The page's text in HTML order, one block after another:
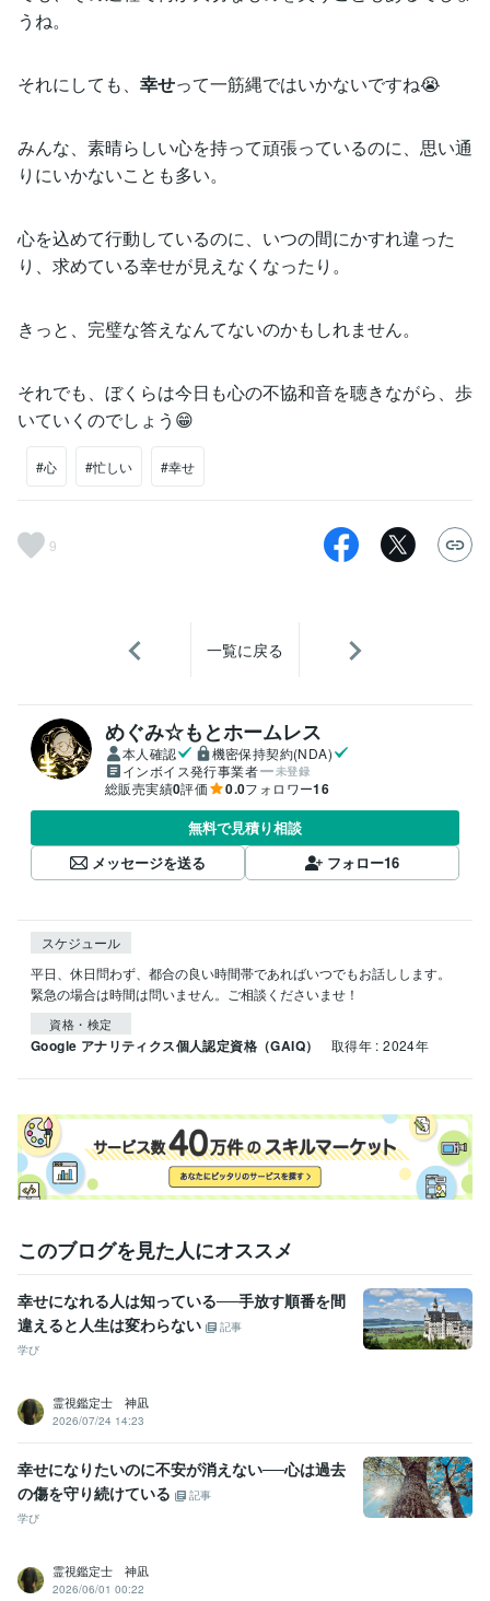
うね。
それにしても、 幸せって一筋縄ではいかないですね😭
みんな、素晴らしい心を持って頑張っているのに、思い通
りにいかないことも多い。
心を込めて行動しているのに、いつの間にかすれ違った
り、求めている幸せが見えなくなったり。
きっと、完璧な答えなんてないのかもしれません。
それでも、ぼくらは今日も心の不協和音を聴きながら、歩
いていくのでしょう😁
#心 #忙しい #幸せ
9
一覧に戻る
めぐみ☆もとホームレス
本人確認
機密保持契約(NDA)
インボイス発行事業者
未登録
総販売実績0評価 0.0フォロワー16
無料で見積り相談
メッセージを送る
フォロー16
スケジュール
平日、休日問わず、都合の良い時間帯であればいつでもお話しします。
緊急の場合は時間は問いません。ご相談くださいませ！
資格・検定
Google アナリティクス個人認定資格（GAIQ） 取得年 : 2024年
このブログを見た人にオススメ
幸せになれる人は知っている──手放す順番を間
違えると人生は変わらない
記事
学び
霊視鑑定士 神凪
2026/07/24 14:23
幸せになりたいのに不安が消えない──心は過去
の傷を守り続けている
記事
学び
霊視鑑定士 神凪
2026/06/01 00:22